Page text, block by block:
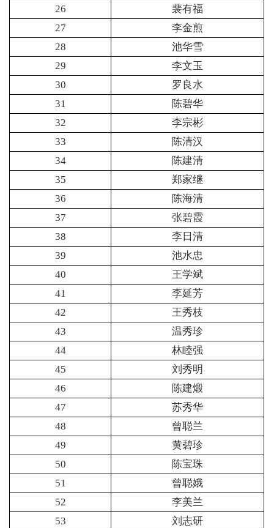
26
裴有福
27
李金煎
28
池华雪
29
李文玉
30
罗良水
31
陈碧华
32
李宗彬
33
陈清汉
34
陈建清
35
郑家继
36
陈海清
37
张碧霞
38
李日清
39
池水忠
40
王学斌
41
李延芳
42
王秀枝
43
温秀珍
44
林睦强
45
刘秀明
46
陈建煅
47
苏秀华
48
曾聪兰
49
黄碧珍
50
陈宝珠
51
曾聪娥
52
李美兰
53
刘志研